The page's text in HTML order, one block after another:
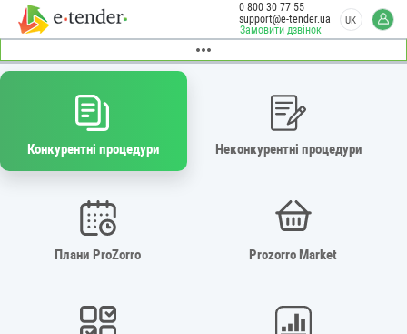
Замовити дзвінок
0 800 30 77 55
support@e-tender.ua
UK
Конкурентні процедури Неконкурентні процедури
Плани ProZorro Prozorro Market